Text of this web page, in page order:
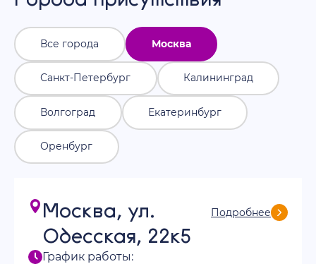
Все города Москва
Санкт-Петербург Калининград
Волгоград Екатеринбург
Оренбург
Москва, ул.
Одесская, 22к5
Подробнее
График работы: